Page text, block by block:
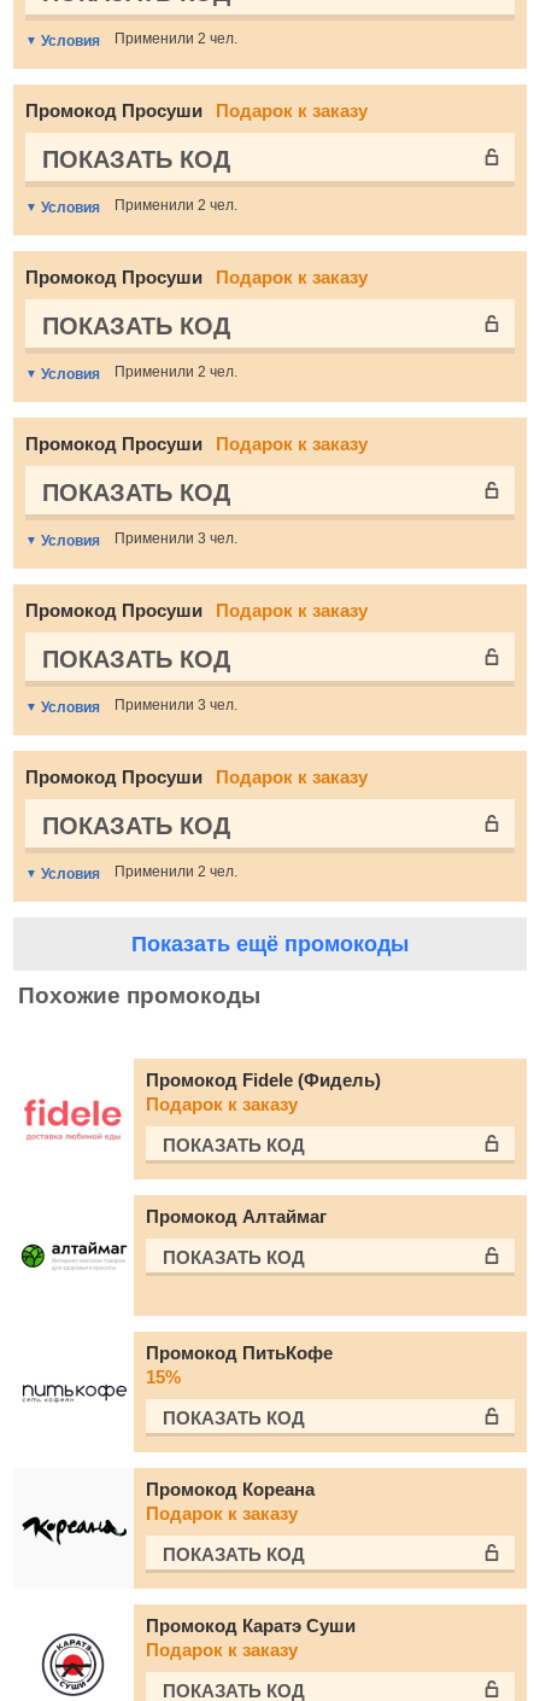
Условия Применили 2 чел.
Промокод Просуши Подарок к заказу
ПОКАЗАТЬ КОД
Условия Применили 2 чел.
Промокод Просуши Подарок к заказу
ПОКАЗАТЬ КОД
Условия Применили 2 чел.
Промокод Просуши Подарок к заказу
ПОКАЗАТЬ КОД
Условия Применили 3 чел.
Промокод Просуши Подарок к заказу
ПОКАЗАТЬ КОД
Условия Применили 3 чел.
Промокод Просуши Подарок к заказу
ПОКАЗАТЬ КОД
Условия Применили 2 чел.
Показать ещё промокоды
Похожие промокоды
Промокод Fidele (Фидель)
Подарок к заказу
ПОКАЗАТЬ КОД
Промокод Алтаймаг
ПОКАЗАТЬ КОД
Промокод ПитьКофе
15%
ПОКАЗАТЬ КОД
Промокод Кореана
Подарок к заказу
ПОКАЗАТЬ КОД
Промокод Каратэ Суши
Подарок к заказу
ПОКАЗАТЬ КОД